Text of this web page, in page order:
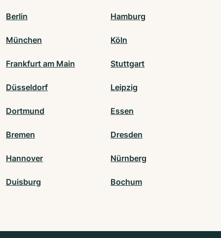
Berlin Hamburg
München Köln
Frankfurt am Main Stuttgart
Düsseldorf Leipzig
Dortmund Essen
Bremen Dresden
Hannover Nürnberg
Duisburg Bochum